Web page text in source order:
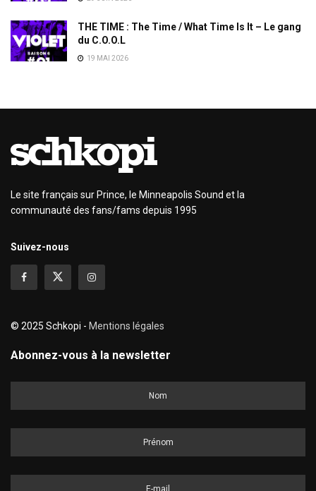
THE TIME : The Time / What Time Is It – Le gang
du C.O.O.L
19 MAI 2026
Le site français sur Prince, le Minneapolis Sound et la
communauté des fans/fams depuis 1995
Suivez-nous
© 2025 Schkopi - Mentions légales
Abonnez-vous à la newsletter